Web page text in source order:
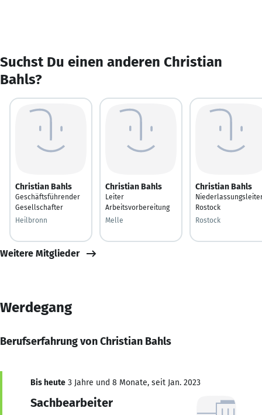
Suchst Du einen anderen Christian
Bahls?
Christian Bahls
Geschäftsführender
Gesellschafter
Heilbronn
Christian Bahls
Leiter
Arbeitsvorbereitung
Melle
Christian Bahls
Rostock
Rostock
Weitere Mitglieder
Werdegang
Berufserfahrung von Christian Bahls
Bis heute 3 Jahre und 8 Monate, seit Jan. 2023
Sachbearbeiter